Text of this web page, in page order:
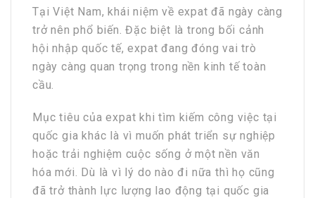
Tại Việt Nam, khái niệm về expat đã ngày càng
trở nên phổ biến. Đặc biệt là trong bối cảnh
hội nhập quốc tế, expat đang đóng vai trò
ngày càng quan trọng trong nền kinh tế toàn
cầu.
Mục tiêu của expat khi tìm kiếm công việc tại
quốc gia khác là vì muốn phát triển sự nghiệp
hoặc trải nghiệm cuộc sống ở một nền văn
hóa mới. Dù là vì lý do nào đi nữa thì họ cũng
đã trở thành lực lượng lao động tại quốc gia